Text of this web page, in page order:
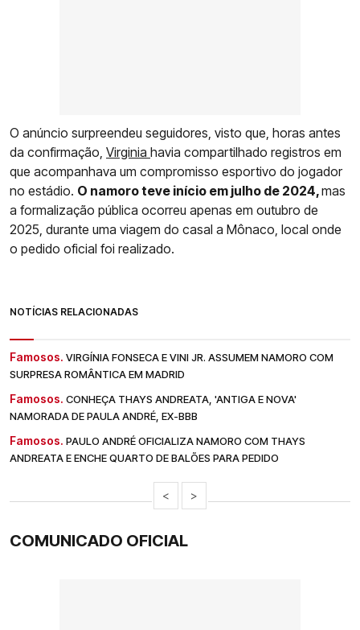
O anúncio surpreendeu seguidores, visto que, horas antes
da confirmação, Virginia havia compartilhado registros em
que acompanhava um compromisso esportivo do jogador
no estádio. O namoro teve início em julho de 2024,mas
a formalização pública ocorreu apenas em outubro de
2025, durante uma viagem do casal a Mônaco, local onde
o pedido oficial foi realizado.
NOTÍCIAS RELACIONADAS
Famosos. VIRGÍNIA FONSECA E VINI JR. ASSUMEM NAMORO COM
SURPRESA ROMÂNTICA EM MADRID
Famosos. CONHEÇA THAYS ANDREATA, 'ANTIGA E NOVA'
NAMORADA DE PAULA ANDRÉ, EX-BBB
Famosos. PAULO ANDRÉ OFICIALIZA NAMORO COM THAYS
ANDREATA E ENCHE QUARTO DE BALÕES PARA PEDIDO
< >
COMUNICADO OFICIAL